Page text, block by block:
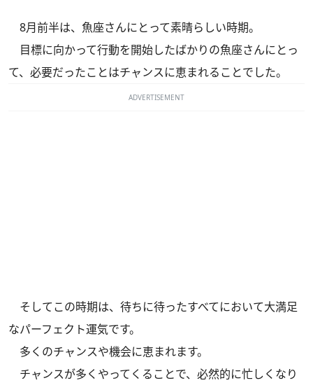
8月前半は、魚座さんにとって素晴らしい時期。
目標に向かって行動を開始したばかりの魚座さんにとっ
て、必要だったことはチャンスに恵まれることでした。
ADVERTISEMENT
そしてこの時期は、待ちに待ったすべてにおいて大満足
なパーフェクト運気です。
多くのチャンスや機会に恵まれます。
チャンスが多くやってくることで、必然的に忙しくなり